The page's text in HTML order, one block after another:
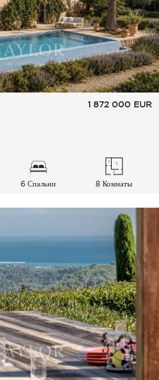
1 872 000 EUR
6 Спальни 8 Комнаты